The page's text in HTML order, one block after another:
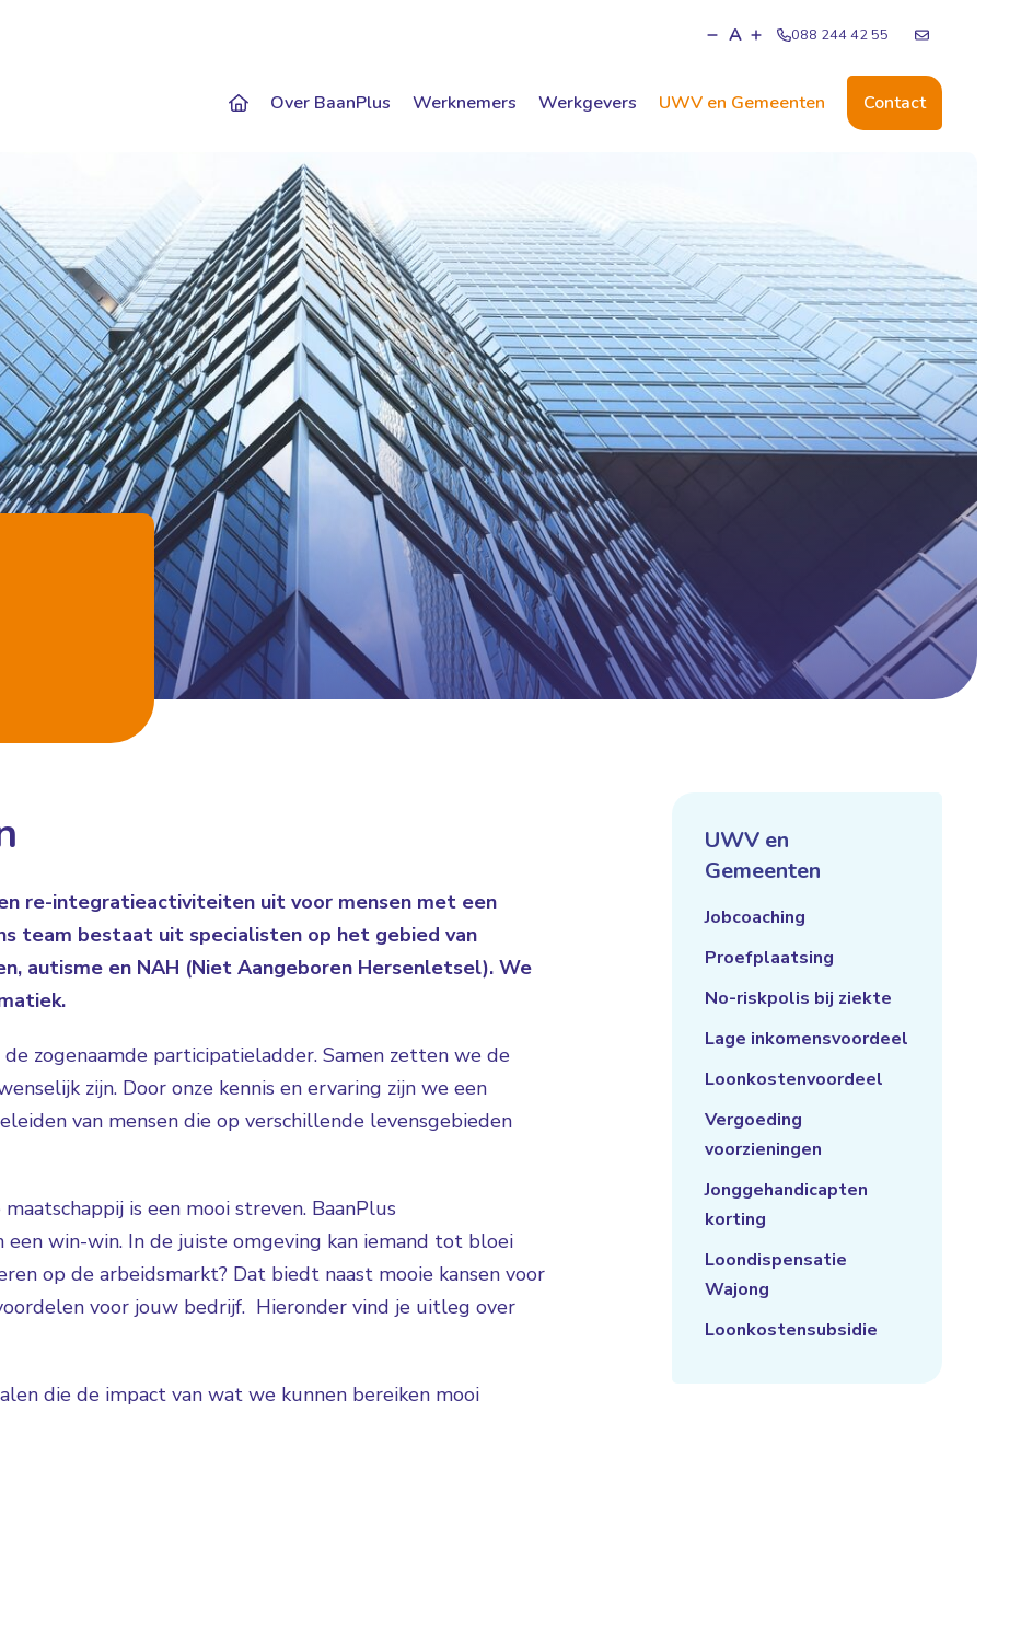
A 088 244 42 55
Over BaanPlus Werknemers Werkgevers UWV en Gemeenten Contact
re-integratieactiviteiten uit voor mensen met een
team bestaat uit specialisten op het gebied van
autisme en NAH (Niet Aangeboren Hersenletsel). We
zogenaamde participatieladder. Samen zetten we de
zijn. Door onze kennis en ervaring zijn we een
van mensen die op verschillende levensgebieden
is een mooi streven. BaanPlus
win-win. In de juiste omgeving kan iemand tot bloei
op de arbeidsmarkt? Dat biedt naast mooie kansen voor
voor jouw bedrijf. Hieronder vind je uitleg over
die de impact van wat we kunnen bereiken mooi
UWV en
Gemeenten
Jobcoaching
Proefplaatsing
No-riskpolis bij ziekte
Lage inkomensvoordeel
Loonkostenvoordeel
Vergoeding
voorzieningen
Jonggehandicapten
korting
Loondispensatie
Wajong
Loonkostensubsidie